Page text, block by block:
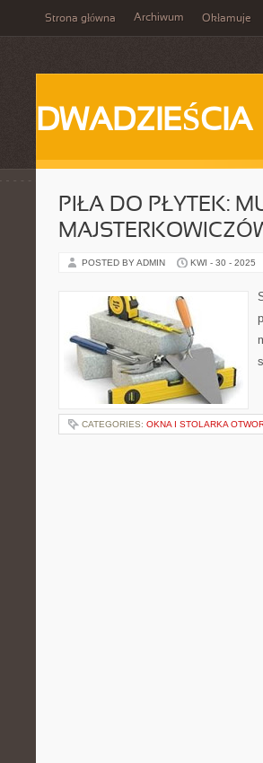
Strona główna Archiwum Okłamuje
DWADZIEŚCIA
PIŁA DO PŁYTEK:
POSTED BY ADMIN KWI - 30 - 2025
CATEGORIES: OKNA I STOLARKA